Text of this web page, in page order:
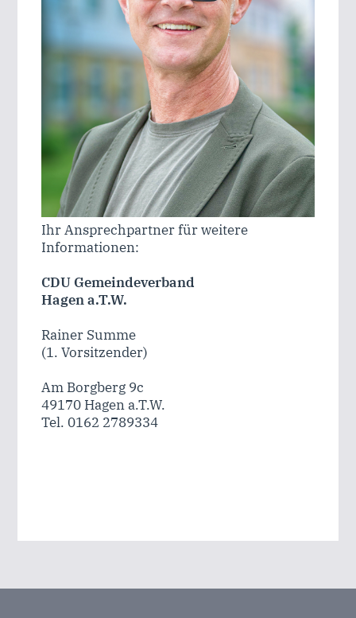
Ihr Ansprechpartner für weitere
Informationen:
CDU Gemeindeverband
Hagen a.T.W.
Rainer Summe
(1. Vorsitzender)
Am Borgberg 9c
49170 Hagen a.T.W.
Tel. 0162 2789334